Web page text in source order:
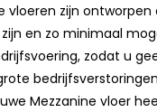
vloeren zijn
en zo minimaal
zodat u
Mezzanine vloer